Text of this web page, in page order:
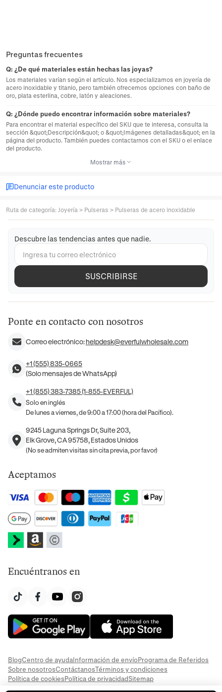
Preguntas frecuentes
Q: ¿De qué materiales están hechas las joyas?
Los materiales varían según el artículo. Nos especializamos en joyería de
acero inoxidable y titanio, pero también ofrecemos opciones con baño de
oro, plata esterlina, cobre, latón y aleaciones.
Q: ¿Dónde puedo encontrar información sobre materiales?
Para encontrar el material específico del SKU que te interesa, consulta la
sección &quot;Descripción&quot; o &quot;Imágenes detalladas&quot; en la
página del producto. También puedes contactarnos con el SKU o el enlace
del producto.
Mostrar más
Denunciar este producto
Ruta de categoría: Joyería > Pulseras > Pulseras de acero inoxidable
Descubre las tendencias antes que nadie.
SUSCRIBIRSE
Ponte en contacto con nosotros
Correo electrónico:helpdesk@everfulwholesale.com
+1 (555) 835-0665
(Solo mensajes de WhatsApp)
+1 (855) 383-7385 (1-855-EVERFUL)
Solo en inglés
De lunes a viernes, de 9:00 a 17:00 (hora del Pacífico).
9245 Laguna Springs Dr, Suite 203,
Elk Grove, CA 95758, Estados Unidos
(No se admiten visitas sin cita previa, por favor)
Aceptamos
Encuéntranos en
BlogCentro de ayudaInformación de envíoPrograma de Referidos
Sobre nosotrosContáctanosTérminos y condiciones
Política de cookiesPolítica de privacidadSitemap